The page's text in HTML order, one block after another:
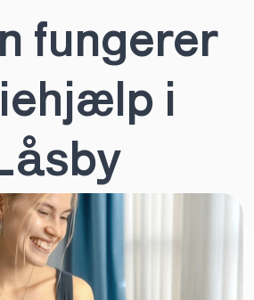
fungerer
i